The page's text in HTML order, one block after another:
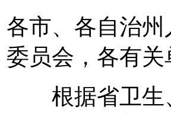
各市、各自治
委员会，各有关
根据省卫生、